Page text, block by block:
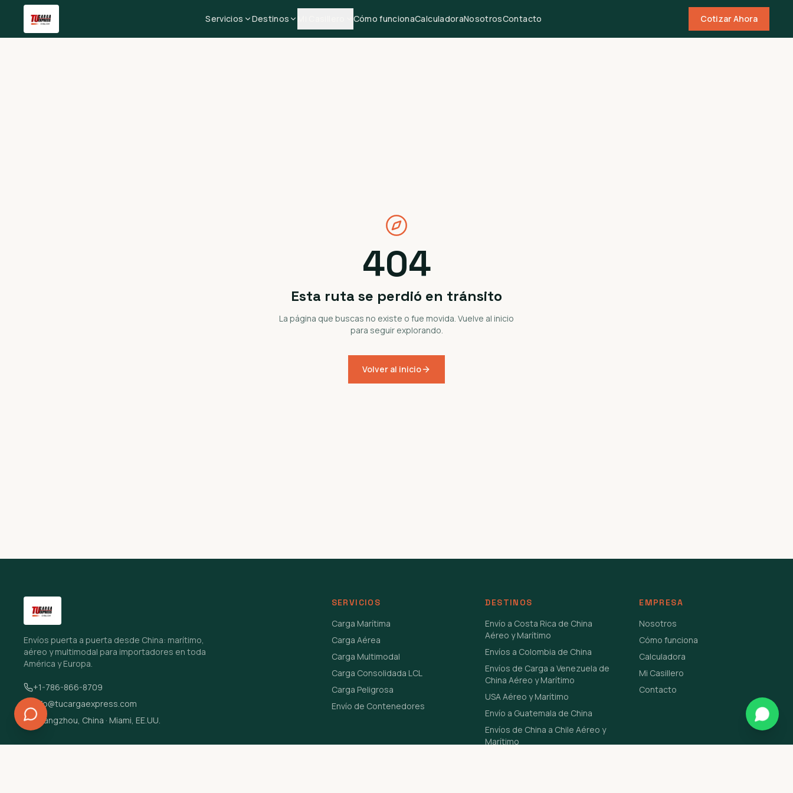
Servicios Destinos Cómo funcionaCalculadoraNosotrosContacto Cotizar Ahora
404
Esta ruta se perdió en tránsito
La página que buscas no existe o fue movida. Vuelve al inicio
para seguir explorando.
Volver al inicio
Envíos puerta a puerta desde China: marítimo,
aéreo y multimodal para importadores en toda
América y Europa.
+1-786-866-8709
info@tucargaexpress.com
Guangzhou, China · Miami, EE.UU.
SERVICIOS
Carga Marítima
Carga Aérea
Carga Multimodal
Carga Consolidada LCL
Carga Peligrosa
Envío de Contenedores
DESTINOS
Envío a Costa Rica de China
Aéreo y Marítimo
Envíos a Colombia de China
Envíos de Carga a Venezuela de
China Aéreo y Marítimo
USA Aéreo y Marítimo
Envío a Guatemala de China
Envíos de China a Chile Aéreo y
Marítimo
EMPRESA
Nosotros
Cómo funciona
Calculadora
Mi Casillero
Contacto